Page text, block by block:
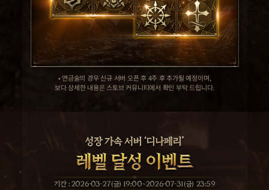
• 연금술의 경우 신규 서버 오픈 후 4주 후 추가될 예정이며,
보다 상세한 내용은 스토브 커뮤니티에서 확인 부탁 드립니다.
기간 : 2026-03-27(금) 19:00~2026-07-31(금) 23:59